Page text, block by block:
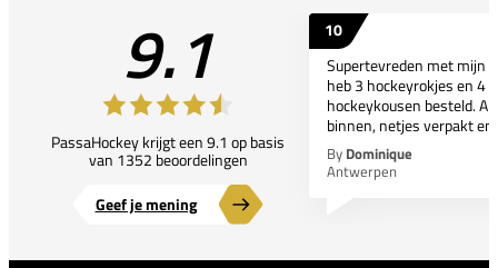
9.1
PassaHockey krijgt een 9.1 op basis
van 1352 beoordelingen
Geef je mening
10
Supertevreden met mijn
heb 3 hockeyrokjes en 4
hockeykousen besteld.
binnen, netjes verpakt
By Dominique
Antwerpen